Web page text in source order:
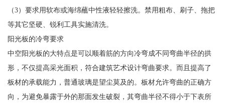
（3）要求用软布或海绵蘸中性液轻轻擦洗。禁用粗布、刷子、拖把
等其它坚硬、锐利工具实施清洗。
阳光板的冷弯要求
中空阳光板的大特点是可以顺着筋的方向冷弯成不同弯曲半径的拱
形，不仅提高采光面积，符合建筑艺术设计弯曲要求。而且提高了
板材的承载能力，普通玻璃是望尘莫及的。板材允许弯曲的正确方
向，为避免暴露于外的那面发生破裂，其弯曲半径不得小于下表所